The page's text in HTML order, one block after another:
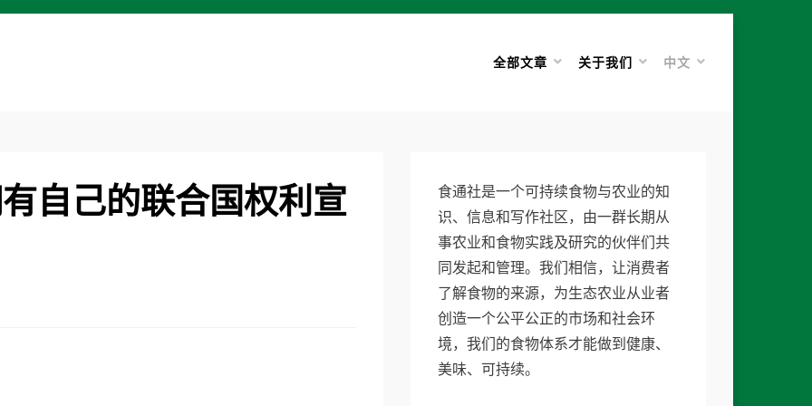
全部文章 关于我们 中文
自己的联合国权利宣
食通社是一个可持续食物与农业的知
识、信息和写作社区，由一群长期从
事农业和食物实践及研究的伙伴们共
同发起和管理。我们相信，让消费者
了解食物的来源，为生态农业从业者
创造一个公平公正的市场和社会环
境，我们的食物体系才能做到健康、
美味、可持续。